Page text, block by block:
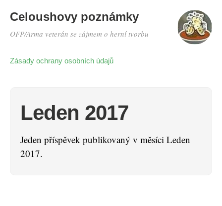
Celoushovy poznámky
OFP/Arma veterán se zájmem o herní tvorbu
Zásady ochrany osobních údajů
Leden 2017
Jeden příspěvek publikovaný v měsíci Leden
2017.